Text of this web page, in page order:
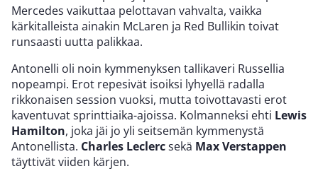
Mercedes vaikuttaa pelottavan vahvalta, vaikka
kärkitalleista ainakin McLaren ja Red Bullikin toivat
runsaasti uutta palikkaa.
Antonelli oli noin kymmenyksen tallikaveri Russellia
nopeampi. Erot repesivät isoiksi lyhyellä radalla
rikkonaisen session vuoksi, mutta toivottavasti erot
kaventuvat sprinttiaika-ajoissa. Kolmanneksi ehti Lewis
Hamilton, joka jäi jo yli seitsemän kymmenystä
Antonellista. Charles Leclercsekä Max Verstappen
täyttivät viiden kärjen.